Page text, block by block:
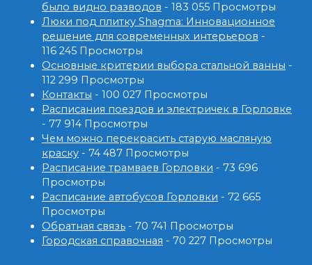
было видно разводов - 183 055 Просмотры
Люки под плитку Shagma: Инновационное
решение для современных интерьеров -
116 245 Просмотры
Основные критерии выбора стальной ванны -
112 299 Просмотры
Контакты - 100 027 Просмотры
Расписания поездов и электричек в Горловке
- 77 914 Просмотры
Чем можно перекрасить старую масляную
краску - 74 487 Просмотры
Расписание трамваев Горловки - 73 696
Просмотры
Расписание автобусов Горловки - 72 665
Просмотры
Обратная связь - 70 741 Просмотры
Городская справочная - 70 227 Просмотры